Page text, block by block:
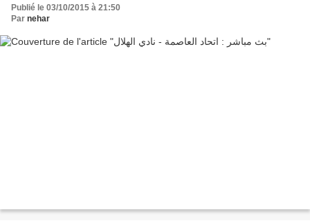
Publié le 03/10/2015 à 21:50
Par nehar